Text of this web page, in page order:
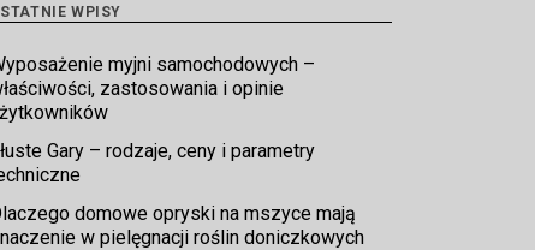
WPISY
myjni samochodowych –
zastosowania i opinie
Gary – rodzaje, ceny i parametry
domowe opryski na mszyce mają
w pielęgnacji roślin doniczkowych